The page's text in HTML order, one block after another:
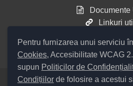
Pentru furnizarea unui serviciu
Cookies, Accesibilitate WCAG
supun Politicilor de
Condițiilor de folosire a acestui
Documente
Linkuri